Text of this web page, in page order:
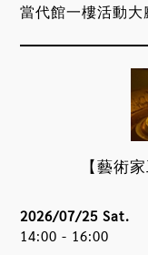
當代館一樓活動大
【藝術
2026/07/25 Sat.
14:00 - 16:00